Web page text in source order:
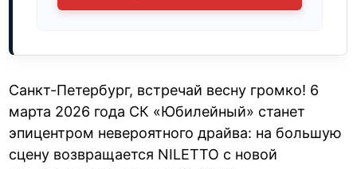
Санкт-Петербург, встречай весну громко! 6
марта 2026 года СК «Юбилейный» станет
эпицентром невероятного драйва: на большую
сцену возвращается NILETTO с новой